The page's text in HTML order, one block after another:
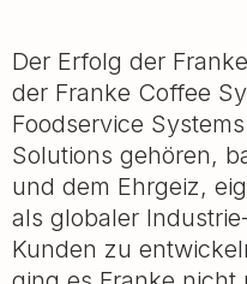
Der Erfolg der
der Franke Coffee
Foodservice
Solutions gehören,
und dem Ehrgeiz,
als globaler
Kunden zu